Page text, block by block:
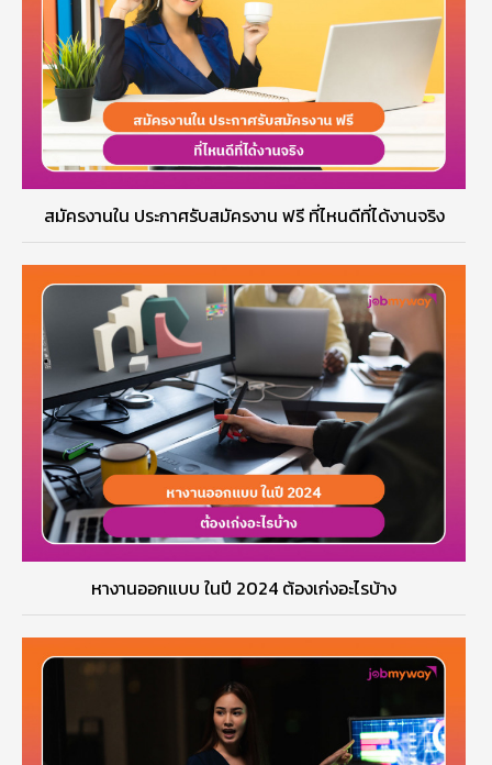
สมัครงานใน ประกาศรับสมัครงาน ฟรี ที่ไหนดีที่ได้งานจริง
หางานออกแบบ ในปี 2024 ต้องเก่งอะไรบ้าง